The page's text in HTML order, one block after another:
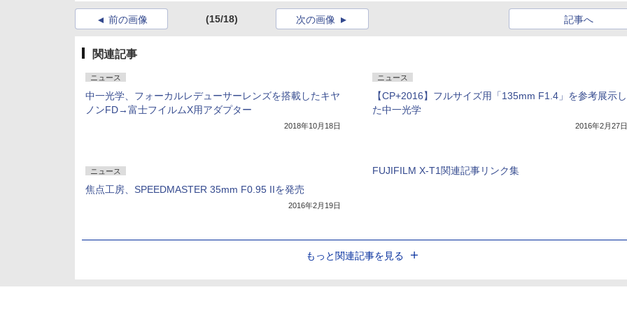
前の画像 (15/18) 記事へ
次の画像
関連記事
ニュース
中一光学、フォーカルレデューサーレンズを搭載したキヤ
ノンFD→富士フイルムX用アダプター
2018年10月18日
ニュース
【CP+2016】フルサイズ用「135mm F1.4」を参考展示し
た中一光学
2016年2月27日
ニュース
焦点工房、SPEEDMASTER 35mm F0.95 IIを発売
2016年2月19日
FUJIFILM X-T1関連記事リンク集
もっと関連記事を見る